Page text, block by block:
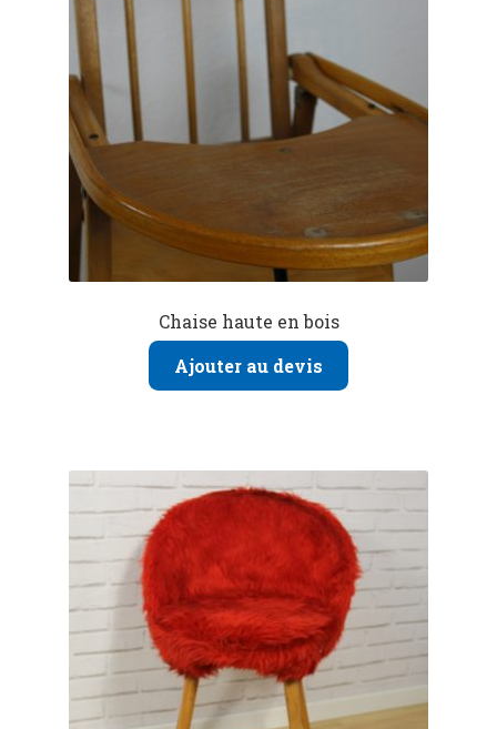
Chaise haute en bois
Ajouter au devis